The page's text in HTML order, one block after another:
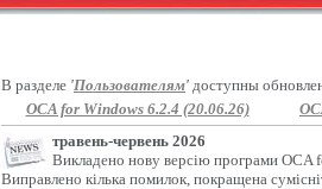
В разделе 'Пользователям' доступны
OCA for Windows 6.2.4 (20.06.26)
травень-червень 2026
Викладено нову версію програми OCA
Виправлено кілька помилок, покращена